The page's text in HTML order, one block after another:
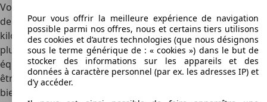
Vous pouvez déjà trouver une Skoda Rapid sur le marché
de l'occasion à partir de 6 000 €, pour un diesel avec un
kilométrage assez élevé. Pour environ9 000 €, vous avez
plus de choix et pouvez également trouver des Rapid bien
équipées avec un moteur essence. Les plus chères peuvent
être trouvées pour 15 000 € et sont des voitures à essence
bien équipées et à faible kilométrage, issues des dernières
Pour vous offrir la meilleure expérience de navigation
possible parmi nos offres, nous et certains tiers utilisons
des cookies et d’autres technologies (que nous désignons
sous le terme générique de : « cookies ») dans le but de
stocker des informations sur les appareils et des
données à caractère personnel (par ex. les adresses IP) et
d’y accéder.